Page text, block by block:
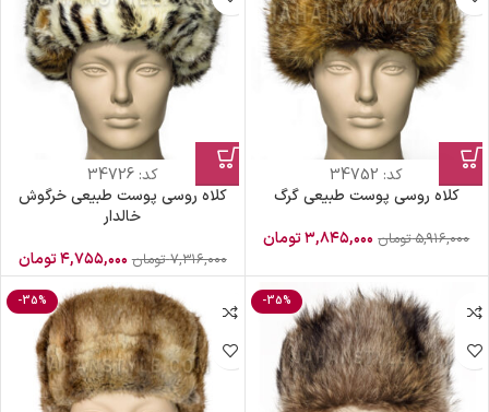
کد: 34752
کلاه روسی پوست طبیعی گرگ
۵,۹۱۶,۰۰۰ تومان ۳,۸۴۵,۰۰۰تومان
کد:34726
کلاه روسی پوست طبیعی خرگوش
خالدار
۷,۳۱۶,۰۰۰ تومان ۴,۷۵۵,۰۰۰تومان
-35%
-35%